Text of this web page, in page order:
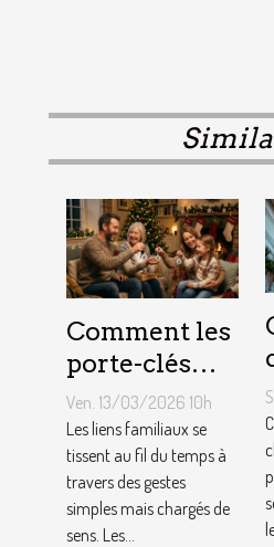
Comment les
porte-clés
personnalisés
peuvent
renforcer les
liens
familiaux ?
Ven. 13/03/2026 10h
Les liens familiaux se
tissent au fil du temps à
travers des gestes
simples mais chargés de
sens. Les...